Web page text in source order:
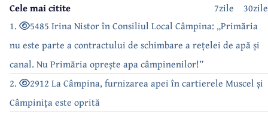
30zile
7zile
Cele mai citite
1.
5485 Irina Nistor în Consiliul Local Câmpina: „Primăria
nu este parte a contractului de schimbare a rețelei de apă și
canal. Nu Primăria oprește apa câmpinenilor!”
2.
2912 La Câmpina, furnizarea apei în cartierele Muscel și
Câmpinița este oprită